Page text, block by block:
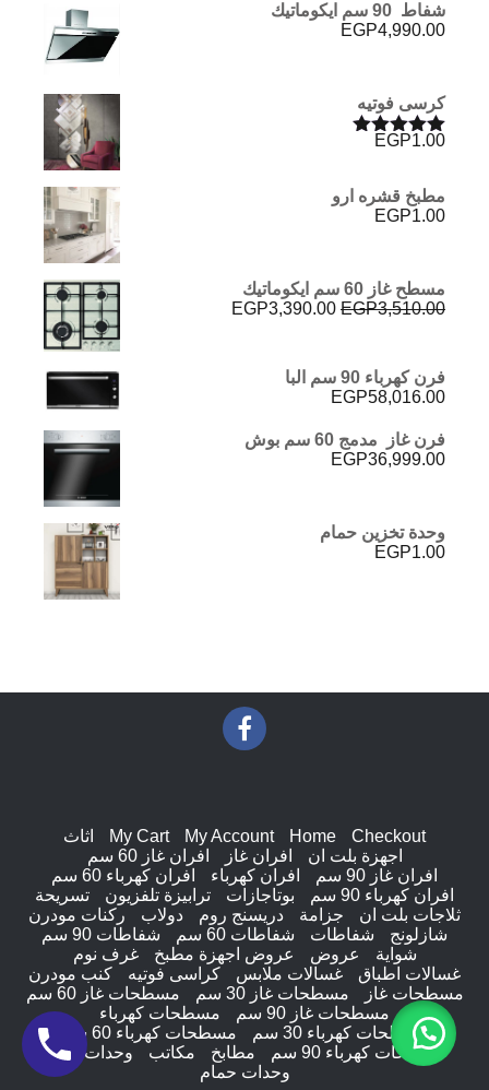
شفاط 90 سم ايكوماتيك
EGP4,990.00
كرسى فوتيه
تم التقييم
EGP1.00
مطبخ قشره ارو
EGP1.00
مسطح غاز 60 سم ايكوماتيك
EGP3,510.00
السعر
EGP3,510.00.
EGP3,390.00
فرن كهرباء 90 سم البا
EGP58,016.00
فرن غاز مدمج 60 سم بوش
EGP36,999.00
وحدة تخزين حمام
EGP1.00
Checkout
Home
My Account
My Cart
اثاث
اجهزة بلت ان
افران غاز
افران غاز 60 سم
افران غاز 90 سم
افران كهرباء
افران كهرباء 60 سم
افران كهرباء 90 سم
بوتاجازات ترابيزة تلفزيون
تسريحة
ثلاجات بلت ان
جزامة دريسنج روم دولاب
ركنات مودرن
شازلونج
شفاطات شفاطات 60 سم
شفاطات 90 سم
شواية
عروض عروض اجهزة مطبخ
غرف نوم
غسالات اطباق
غسالات ملابس كراسى فوتيه
كنب مودرن
مسطحات غاز
مسطحات غاز 30 سم
مسطحات غاز 60 سم
مسطحات غاز 90 سم
مسطحات كهرباء
مسطحات كهرباء 30 سم
مسطحات كهرباء 60 سم
مسطحات كهرباء 90 سم
مطابخ مكاتب
وحدات ادراج
وحدات حمام